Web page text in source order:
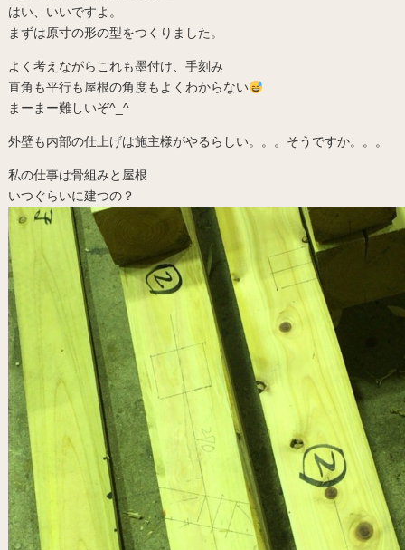
はい、いいですよ。
まずは原寸の形の型をつくりました。
よく考えながらこれも墨付け、手刻み
直角も平行も屋根の角度もよくわからない
まーまー難しいぞ^_^
外壁も内部の仕上げは施主様がやるらしい。。。そうですか。。。
私の仕事は骨組みと屋根
いつぐらいに建つの？